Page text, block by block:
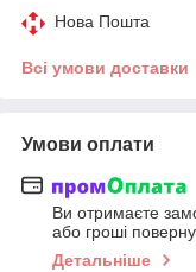
Нова Пошта
Всі умови доставки
Умови оплати
Ви отримаєте
або гроші
Детальніше